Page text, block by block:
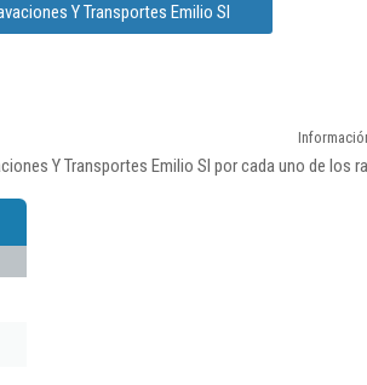
Y Transportes Emilio Sl
Y Transportes Emilio Sl por cada uno de los